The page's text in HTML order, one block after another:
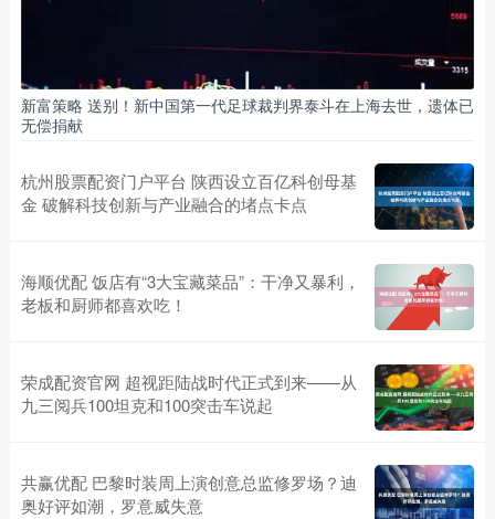
新富策略 送别！新中国第一代足球裁判界泰斗在上海去世，遗体已
无偿捐献
杭州股票配资门户平台 陕西设立百亿科创母基
金 破解科技创新与产业融合的堵点卡点
海顺优配 饭店有“3大宝藏菜品”：干净又暴利，
老板和厨师都喜欢吃！
荣成配资官网 超视距陆战时代正式到来——从
九三阅兵100坦克和100突击车说起
共赢优配 巴黎时装周上演创意总监修罗场？迪
奥好评如潮，罗意威失意